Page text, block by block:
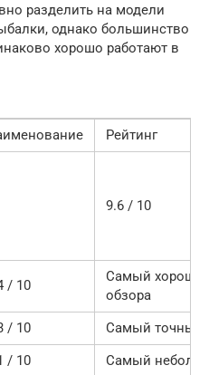
разделить на модели
однако большинство
хорошо работают в
Рейтинг
9.6 / 10
/ 10
Самый
обзора
/ 10
Самый точный
/ 10
Самый